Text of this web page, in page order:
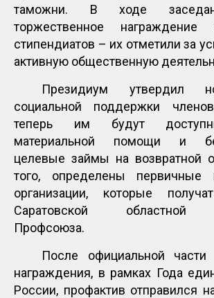
таможни. В ходе
торжественное награждение
стипендиатов – их отметили за
активную общественную
Президиум утвердил
социальной поддержки
теперь им будут
материальной помощи и
целевые займы на возвратной
того, определены первичные
организации, которые
Саратовской областной
Профсоюза.
После официальной
награждения, в рамках Года
России, профактив отправился